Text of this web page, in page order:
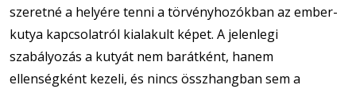
szeretné a helyére tenni a törvényhozókban az ember-
kutya kapcsolatról kialakult képet. A jelenlegi
szabályozás a kutyát nem barátként, hanem
ellenségként kezeli, és nincs összhangban sem a